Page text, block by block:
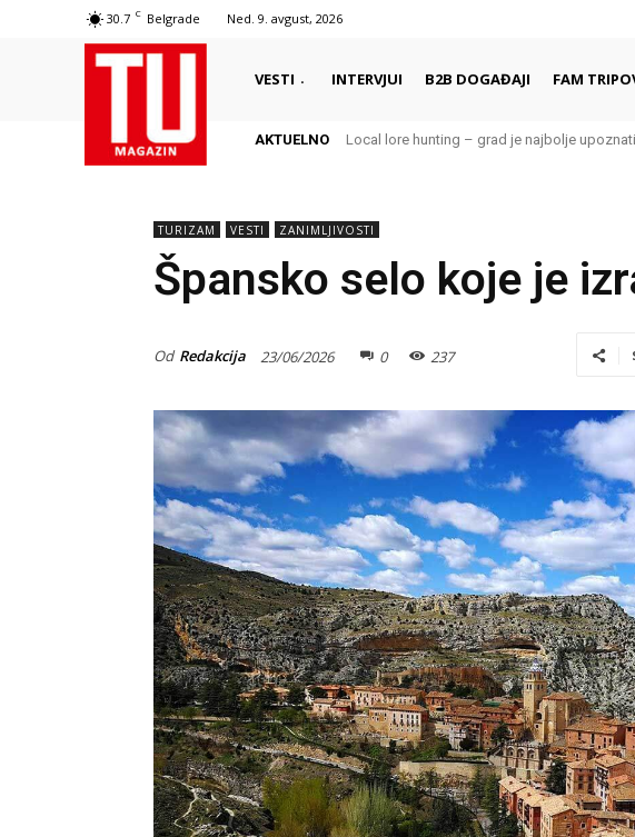
30.7 C Belgrade Ned. 9. avgust, 2026
VESTI INTERVJUI B2B DOGAĐAJI FAM
AKTUELNO Da li znate da i Nemačka ima svoje Meteore?
Local lore hunting – grad je najbolje upoznati
TURIZAM VESTI ZANIMLJIVOSTI
Špansko selo koje je
Od Redakcija 23/06/2026 0 237